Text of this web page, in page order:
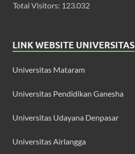
Total Visitors: 123.032
LINK WEBSITE UNIVERSITAS
Universitas Mataram
Universitas Pendidikan Ganesha
Universitas Udayana Denpasar
Universitas Airlangga